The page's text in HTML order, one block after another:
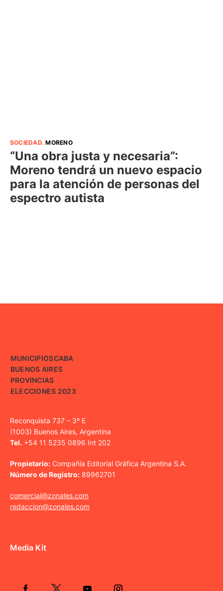
SOCIEDAD.MORENO
“Una obra justa y necesaria”:
Moreno tendrá un nuevo espacio
para la atención de personas del
espectro autista
MUNICIPIOSCABA
BUENOS AIRES
PROVINCIAS
ELECCIONES 2023
Reconquista 737 – 3º E
(1003) Buenos Aires, Argentina
Tel. +54 11 5235 0896 Int 202
Propietario: Compañía Editorial Gráfica Argentina S.A.
Número de Registro: 89962701
comercial@zonales.com
redaccion@zonales.com
Media Kit